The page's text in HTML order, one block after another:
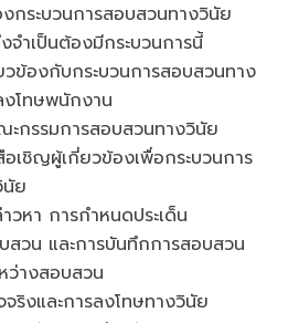
กระบวนการสอบสวนทางวินัย
จำเป็นต้องมีกระบวนการนี้
ข้องกับกระบวนการสอบสวนทาง
งโทษพนักงาน
กรรมการสอบสวนทางวินัย
เชิญผู้เกี่ยวข้องเพื่อกระบวนการ
ย
วหา การกำหนดประเด็น
สวน และการบันทึกการสอบสวน
ว่างสอบสวน
จริงและการลงโทษทางวินัย